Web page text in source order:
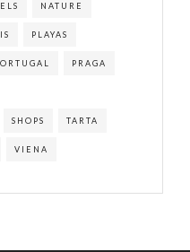
NATURE
PLAYAS
PRAGA
SHOPS TARTA
VIENA